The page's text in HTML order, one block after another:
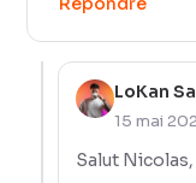
LoKan
15 mai
Salut Nicolas,